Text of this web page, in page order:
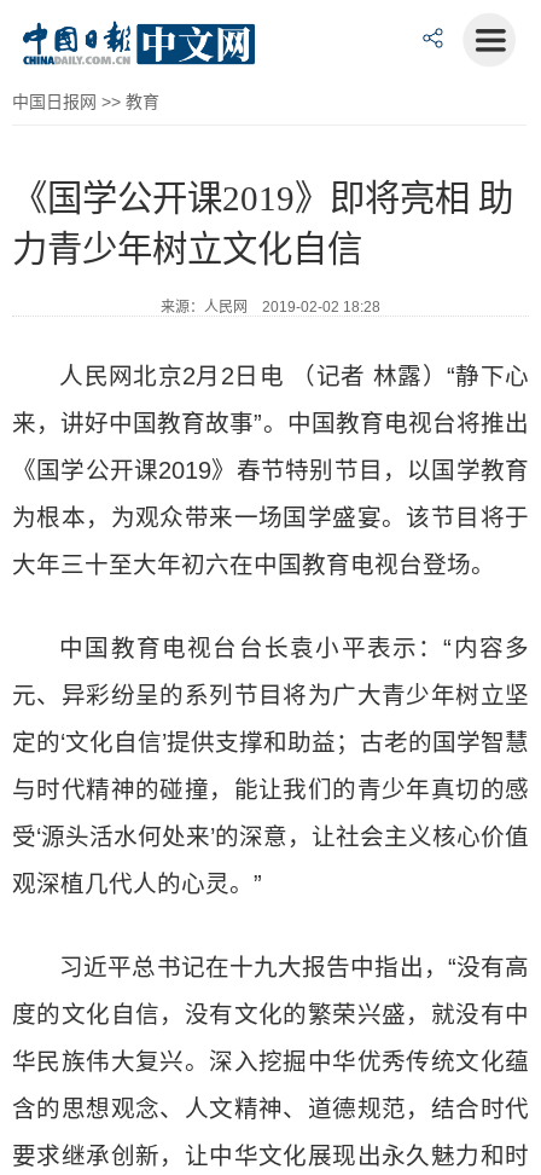
中国日报网 >> 教育
《国学公开课2019》即将亮相 助
力青少年树立文化自信
来源：人民网 2019-02-02 18:28
人民网北京2月2日电 （记者 林露）“静下心
来，讲好中国教育故事”。中国教育电视台将推出
《国学公开课2019》春节特别节目，以国学教育
为根本，为观众带来一场国学盛宴。该节目将于
大年三十至大年初六在中国教育电视台登场。
中国教育电视台台长袁小平表示：“内容多
元、异彩纷呈的系列节目将为广大青少年树立坚
定的‘文化自信’提供支撑和助益；古老的国学智慧
与时代精神的碰撞，能让我们的青少年真切的感
受‘源头活水何处来’的深意，让社会主义核心价值
观深植几代人的心灵。”
习近平总书记在十九大报告中指出，“没有高
度的文化自信，没有文化的繁荣兴盛，就没有中
华民族伟大复兴。深入挖掘中华优秀传统文化蕴
含的思想观念、人文精神、道德规范，结合时代
要求继承创新，让中华文化展现出永久魅力和时